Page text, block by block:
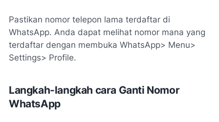
Pastikan nomor telepon lama terdaftar di
WhatsApp. Anda dapat melihat nomor mana yang
terdaftar dengan membuka WhatsApp> Menu>
Settings> Profile.
Langkah-langkah cara Ganti Nomor
WhatsApp